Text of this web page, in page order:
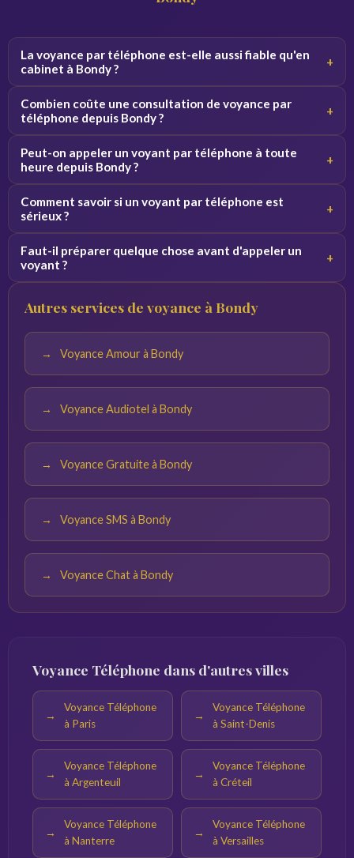
La voyance par téléphone est-elle aussi fiable qu'en
cabinet à Bondy ?
+
Par téléphone, le voyant se concentre sur votre voix et
Combien coûte une consultation de voyance par
téléphone depuis Bondy ?
+
voyant. Des premières minutes sont souvent offertes
Peut-on appeler un voyant par téléphone à toute
heure depuis Bondy ?
+
pouvez appeler de jour comme de nuit depuis Bondy et
Comment savoir si un voyant par téléphone est
sérieux ?
+
du voyant sur la plateforme. Profitez des minutes
Faut-il préparer quelque chose avant d'appeler un
voyant ?
+
calme. Plus vos questions sont précises, plus les réponses
Autres services de voyance à Bondy
Voyance Amour à Bondy
Voyance Audiotel à Bondy
Voyance Gratuite à Bondy
Voyance SMS à Bondy
Voyance Chat à Bondy
Voyance Téléphone dans d'autres villes
Voyance Téléphone
à Paris
Voyance Téléphone
à Saint-Denis
Voyance Téléphone
à Argenteuil
Voyance Téléphone
à Créteil
Voyance Téléphone
à Nanterre
Voyance Téléphone
à Versailles